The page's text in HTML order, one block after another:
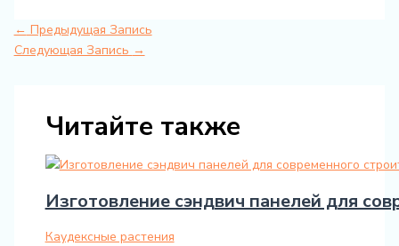
← Предыдущая Запись
Следующая Запись →
Читайте также
Изготовление сэндвич панелей для
Каудексные растения